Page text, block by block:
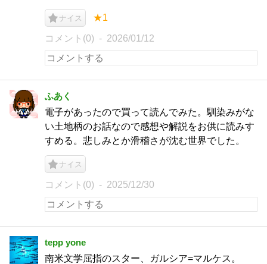
ナイス ★1
コメント(0) 2026/01/12
ふあく
電子があったので買って読んでみた。馴染みがな
い土地柄のお話なので感想や解説をお供に読みす
すめる。悲しみとか滑稽さが沈む世界でした。
ナイス
コメント(0) 2025/12/30
tepp yone
南米文学屈指のスター、ガルシア=マルケス。